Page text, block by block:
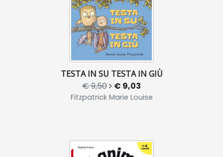
TESTA IN SU TESTA IN GIÙ
€ 9,50 € 9,03
Fitzpatrick Marie Louise